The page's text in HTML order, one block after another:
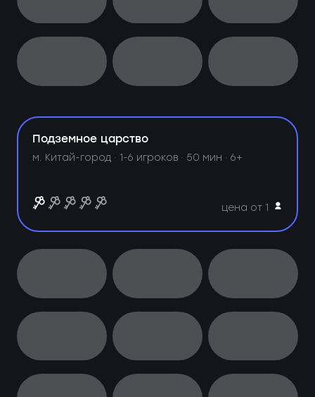
Подземное царство
м. Китай-город · 1-6 игроков · 50 мин · 6+
цена от 1